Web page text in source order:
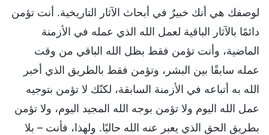
لوصفك هي أنك خبيرٌ في أبحاث الآثار التاريخية. أنت تؤمن
دائمًا بالآثار الباقية لعمل الله الذي عمله في الأزمنة
الماضية، وأنت تؤمن فقط بظل الله الباقي من وقت
عمله سابقًا بين البشر، وتؤمن فقط بالطريق الذي أخبر
الله به أتباعه في الأزمنة السابقة، لكنّك لا تؤمن بتوجيه
عمل الله اليوم ولا تؤمن بوجه الله المجيد اليوم، ولا تؤمن
بطريق الحق الذي يعبر عنه الله حاليًا. ولهذا، فأنت – بلا